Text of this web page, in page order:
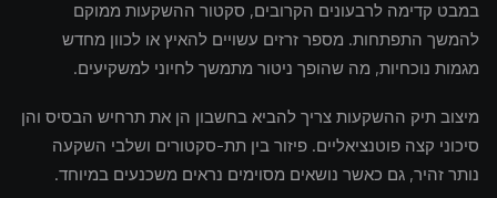
במבט קדימה לרבעונים הקרובים, סקטור ההשקעות ממוקם
להמשך התפתחות. מספר זרזים עשויים להאיץ או לכוון מחדש
מגמות נוכחיות, מה שהופך ניטור מתמשך לחיוני למשקיעים.
מיצוב תיק ההשקעות צריך להביא בחשבון הן את תרחיש הבסיס והן
סיכוני קצה פוטנציאליים. פיזור בין תת-סקטורים ושלבי השקעה
נותר זהיר, גם כאשר נושאים מסוימים נראים משכנעים במיוחד.